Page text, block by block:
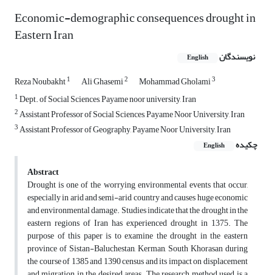
Economic-demographic consequences drought in
Eastern Iran
نویسندگان English
Reza Noubakht1 Ali Ghasemi2 Mohammad Gholami3
1Dept. of Social Sciences, Payame noor university, Iran
2Assistant Professor of Social Sciences, Payame Noor University, Iran
3Assistant Professor of Geography, Payame Noor University, Iran
چکیده
English
Abstract
Drought is one of the worrying environmental events that occur,
especially in arid and semi-arid country and causes huge economic
and environmental damage. Studies indicate that the drought in the
eastern regions of Iran has experienced drought in 1375. The
purpose of this paper is to examine the drought in the eastern
province of Sistan-Baluchestan, Kerman, South Khorasan during
the course of 1385 and 1390 census and its impact on displacement